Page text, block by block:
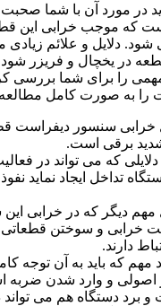
در مورد آن با شما صحبت
که موجب خرابی این
دلایل و علائم زیادی
در یخچال و فریزر
را برای شما بررسی
را به صورت کامل مطالعه
خرابی سنسور دیفراست
برقی است.
که می تواند در
تداخل ایجاد نماید
مهم دیگر که در خرابی
خرابی و سوختن
دارند.
مهم که باید به آن توجه
اصولی و وارد شدن ضربه
و برد دستگاه هم می